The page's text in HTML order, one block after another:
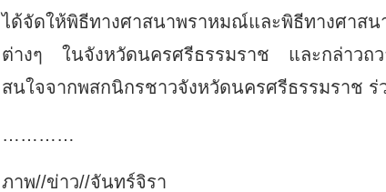
ได้จัดให้พิธีทางศาสนาพราหมณ์และพิธีทางศ
ต่างๆ ในจังหวัดนครศรีธรรมราช และกล่าวถ
สนใจจากพสกนิกรชาวจังหวัดนครศรีธรรมราช
…………
ภาพ//ข่าว//จันทร์จิรา